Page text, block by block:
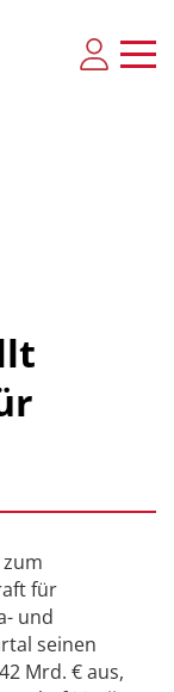
für
und
seinen
Mrd. € aus,